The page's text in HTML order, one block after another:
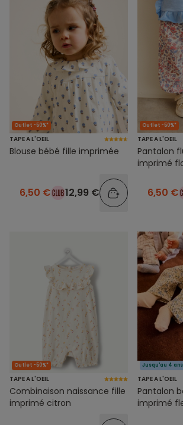
Outlet -50%*
TAPE A L'OEIL
Blouse bébé fille imprimée
6,50 € 12,99 €
Outlet -50%*
TAPE A L'OEIL
Pantalon
imprimé
6,50 €
Outlet -50%*
TAPE A L'OEIL
Combinaison naissance fille
imprimé citron
Jusqu'au 4 ans
TAPE A L'OEIL
Pantalon
imprimé